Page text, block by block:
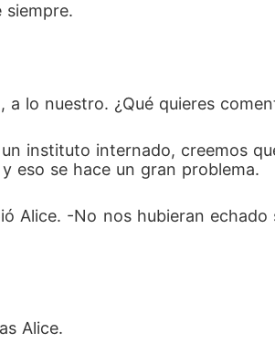
siempre.
lo nuestro. ¿Qué quieres
instituto internado, creemos
eso se hace un gran problema.
Alice. -No nos hubieran
Alice.